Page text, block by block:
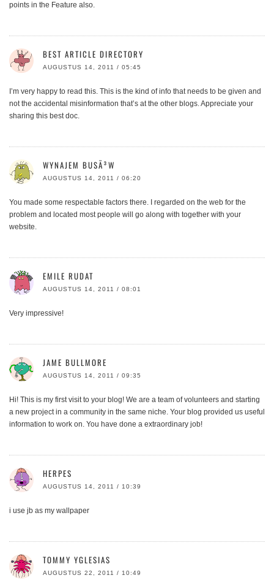
points in the Feature also.
BEST ARTICLE DIRECTORY
AUGUSTUS 14, 2011 / 05:45
I’m very happy to read this. This is the kind of info that needs to be given and
not the accidental misinformation that’s at the other blogs. Appreciate your
sharing this best doc.
WYNAJEM BUSÃ³W
AUGUSTUS 14, 2011 / 06:20
You made some respectable factors there. I regarded on the web for the
problem and located most people will go along with together with your
website.
EMILE RUDAT
AUGUSTUS 14, 2011 / 08:01
Very impressive!
JAME BULLMORE
AUGUSTUS 14, 2011 / 09:35
Hi! This is my first visit to your blog! We are a team of volunteers and starting
a new project in a community in the same niche. Your blog provided us useful
information to work on. You have done a extraordinary job!
HERPES
AUGUSTUS 14, 2011 / 10:39
i use jb as my wallpaper
TOMMY YGLESIAS
AUGUSTUS 22, 2011 / 10:49